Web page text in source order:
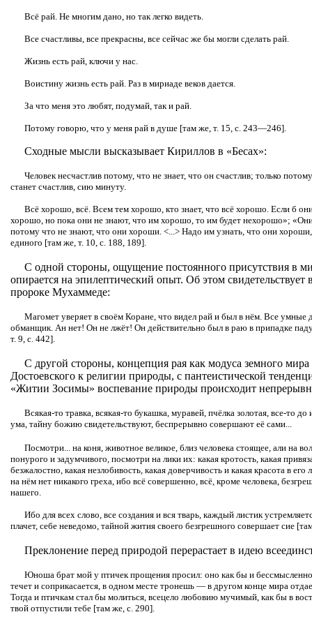
Всё рай. Не многим дано, но так легко видеть.
Все счастливы, все прекрасны, все сейчас же бы могли сделать рай.
Жизнь есть рай, ключи у нас.
Воистину жизнь есть рай. Раз в мириаде веков дается.
За что меня это любят, подумай, так и рай.
Потому говорю, что у меня рай в душе [там же, т. 15, с. 243—246].
Сходные мысли высказывает Кириллов в «Бесах»:
Человек несчастлив потому, что не знает, что он счастлив; только
станет счастлив, сию минуту.
Всё хорошо, всё. Всем тем хорошо, кто знает, что всё хорошо. Если б
хорошо, но пока они не знают, что им хорошо, то им будет нехорошо»;
потому что не знают, что они хороши. <...> Надо им узнать, что они
единого [там же, т. 10, с. 188, 189].
С одной стороны, ощущение постоянного присутствия в
опирается на эпилептический опыт. Об этом свидетельствует
пророке Мухаммеде:
Магомет уверяет в своём Коране, что видел рай и был в нём. Все умные
обманщик. Ан нет! Он не лжёт! Он действительно был в раю в припадке
т. 9, с. 442].
С другой стороны, концепция рая как модуса земного мира
Достоевского к религии природы, с пантеистической
«Житии Зосимы» воспевание природы происходит
Всякая-то травка, всякая-то букашка, муравей, пчёлка золотая, все-то
ума, тайну божию свидетельствуют, беспрерывно совершают её сами...
Посмотри... на коня, животное великое, близ человека стоящее, али на
понурого и задумчивого, посмотри на лики их: какая кротость, какая
безжалостно, какая незлобивость, какая доверчивость и какая красота в
на нём нет никакого греха, ибо всё совершенно, всё, кроме человека,
нашего.
Ибо для всех слово, все создания и вся тварь, каждый листик
плачет, себе неведомо, тайной жития своего безгрешного совершает сие
Преклонение перед природой перерастает в идею
Юноша брат мой у птичек прощения просил: оно как бы и бессмысленно,
течет и соприкасается, в одном месте тронешь — в другом конце мира
Тогда и птичкам стал бы молиться, всецело любовию мучимый, как бы в
твой отпустили тебе [там же, с. 290].